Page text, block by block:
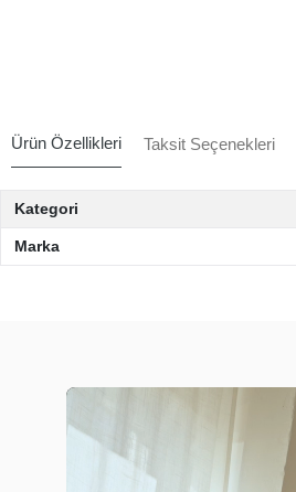
Ürün Özellikleri Taksit Seçenekleri
Kategori
Marka